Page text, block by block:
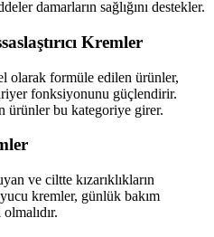
damarların sağlığını destekler.
Kremler
olarak formüle edilen ürünler,
fonksiyonunu güçlendirir.
ürünler bu kategoriye girer.
ve ciltte kızarıklıkların
kremler, günlük bakım